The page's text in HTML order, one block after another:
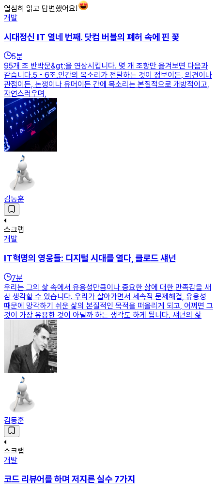
열심히 읽고 답변했어요!
개발
시대정신 IT 열네 번째. 닷컴 버블의 폐허 속에 핀 꽃
5분
95개 조 반박문&gt;을 연상시킵니다. 몇 개 조항만 옮겨보면 다음과
같습니다.5 - 6조.인간의 목소리가 전달하는 것이 정보이든, 의견이나
관점이든, 논쟁이나 유머이든 간에 목소리는 본질적으로 개방적이고,
자연스러우며,
김동훈
스크랩
개발
IT혁명의 영웅들: 디지털 시대를 열다, 클로드 섀넌
7분
우리는 그의 삶 속에서 유용성만큼이나 중요한 삶에 대한 만족감을 새
삼 생각할 수 있습니다. 우리가 살아가면서 세속적 문제해결, 유용성
때문에 망각하기 쉬운 삶의 본질적인 목적을 떠올리게 되고, 어쩌면 그
것이 가장 유용한 것이 아닐까 하는 생각도 하게 됩니다. 섀넌의 삶
김동훈
스크랩
개발
코드 리뷰어를 하며 저지른 실수 7가지